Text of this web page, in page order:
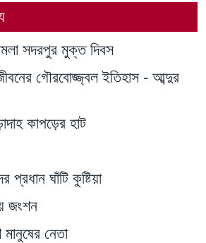
সদরপুর মুক্ত দিবস
গৌরবোজ্জ্বল ইতিহাস - আব্দুর
কাপড়ের হাট
প্রধান ঘাঁটি কুষ্টিয়া
জংশন
নেতা